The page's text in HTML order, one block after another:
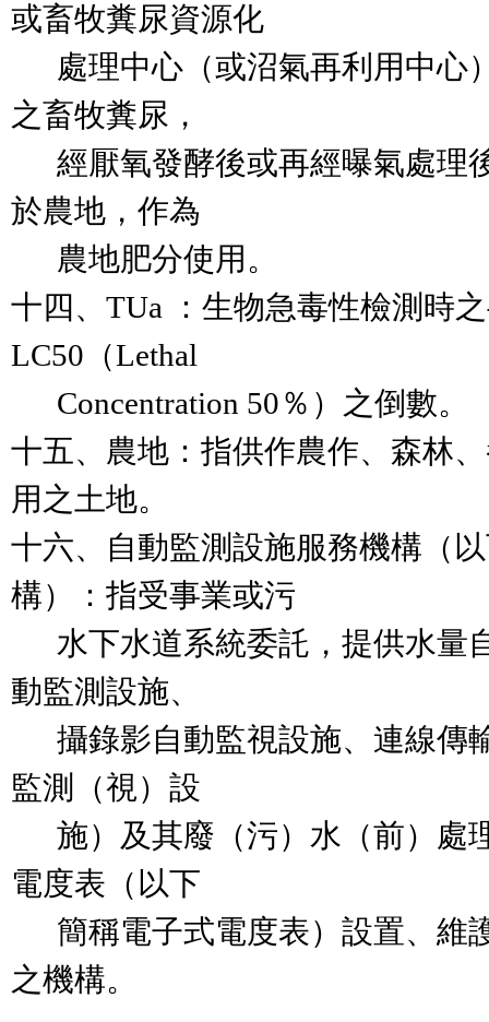
或畜牧糞尿資源化
之畜牧糞尿，
於農地，作為
十四、TUa ：生物急毒性檢測時
LC50（Lethal
十五、農地：指供作農作、森林
用之土地。
十六、自動監測設施服務機構（
構）：指受事業或污
動監測設施、
監測（視）設
電度表（以下
之機構。